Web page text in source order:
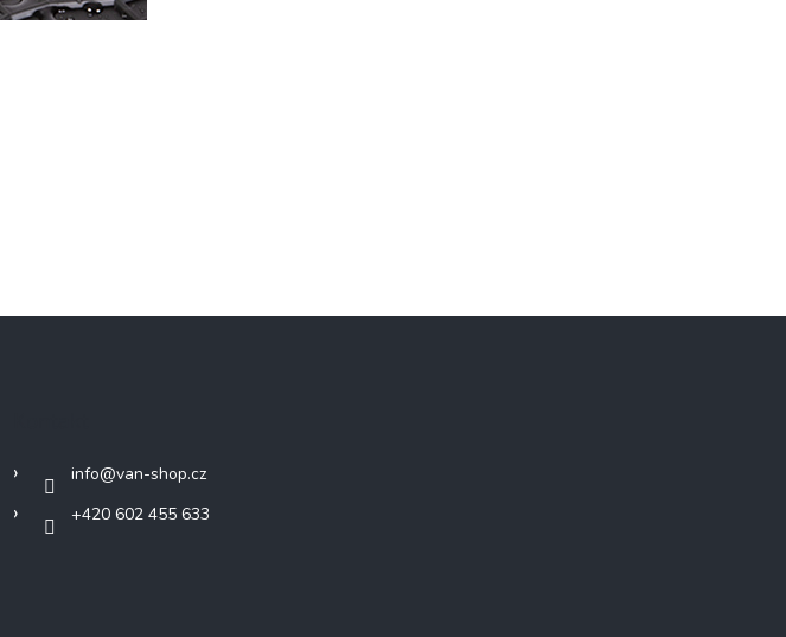
info@van-shop.cz
+420 602 455 633